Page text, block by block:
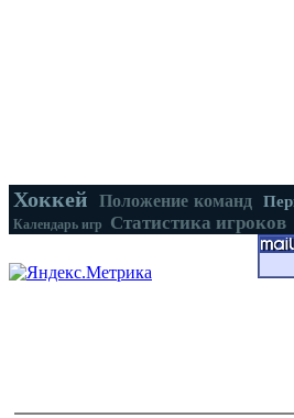
Хоккей Положение команд
Календарь игр
Статистика игроков